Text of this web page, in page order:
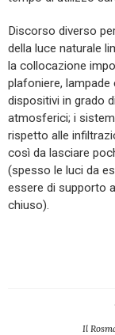
Discorso diverso
della luce naturale
la collocazione
plafoniere,
dispositivi in grado
atmosferici; i
rispetto alle
così da lasciare
(spesso le luci da
essere di supporto
chiuso).
Il